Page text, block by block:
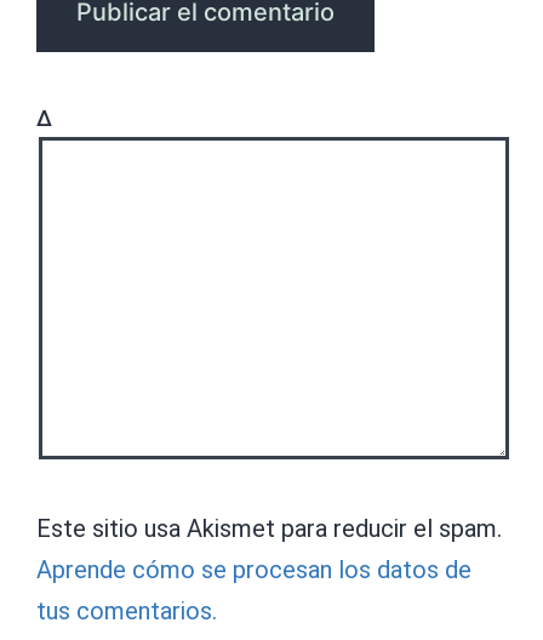
Δ
Este sitio usa Akismet para reducir el spam.
Aprende cómo se procesan los datos de
tus comentarios.